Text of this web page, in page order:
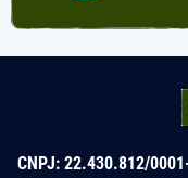
CNPJ: 22.430.812/0001-